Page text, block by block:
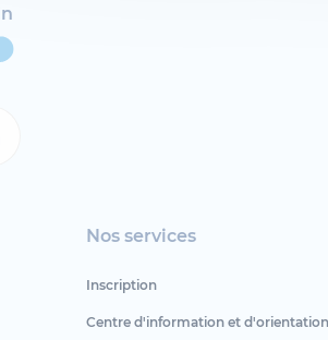
Nos services
Inscription
Centre d'information et d'orientation